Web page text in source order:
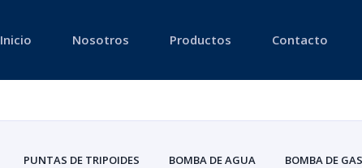
Inicio Nosotros Productos Contacto
PUNTAS DE TRIPOIDES BOMBA DE AGUA
BOMBA DE